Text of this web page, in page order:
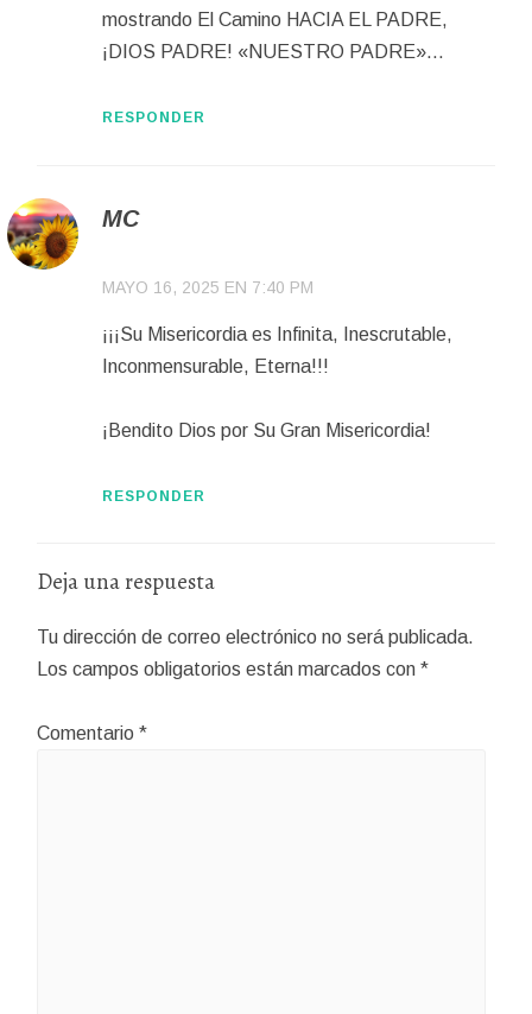
mostrando El Camino HACIA EL PADRE,
¡DIOS PADRE! «NUESTRO PADRE»…
RESPONDER
MC
MAYO 16, 2025 EN 7:40 PM
¡¡¡Su Misericordia es Infinita, Inescrutable,
Inconmensurable, Eterna!!!
¡Bendito Dios por Su Gran Misericordia!
RESPONDER
Deja una respuesta
Tu dirección de correo electrónico no será publicada.
Los campos obligatorios están marcados con*
Comentario*